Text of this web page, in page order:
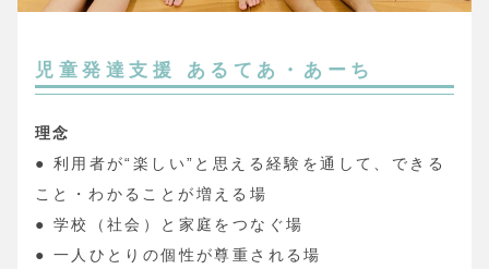
児童発達支援 あるてあ・あーち
理念
● 利用者が“楽しい”と思える経験を通して、できる
こと・わかることが増える場
● 学校（社会）と家庭をつなぐ場
● 一人ひとりの個性が尊重される場